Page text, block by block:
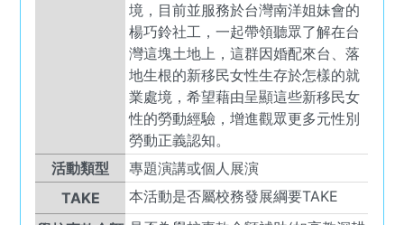
境，目前並服務於台灣南洋姐妹會的
楊巧鈴社工，一起帶領聽眾了解在台
灣這塊土地上，這群因婚配來台、落
地生根的新移民女性生存於怎樣的就
業處境，希望藉由呈顯這些新移民女
性的勞動經驗，增進觀眾更多元性別
勞動正義認知。
活動類型
專題演講或個人展演
TAKE
本活動是否屬校務發展綱要TAKE